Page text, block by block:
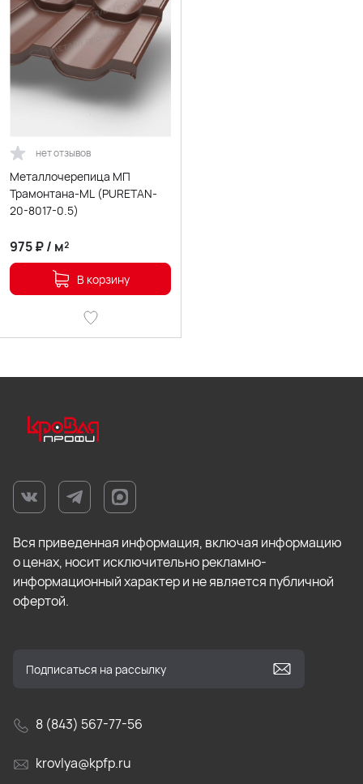
нет отзывов
Металлочерепица МП
Трамонтана-ML (PURETAN-
20-8017-0.5)
975₽/ м²
В корзину
Вся приведенная информация, включая информацию
о ценах, носит исключительно рекламно-
информационный характер и не является публичной
офертой.
8 (843) 567-77-56
krovlya@kpfp.ru